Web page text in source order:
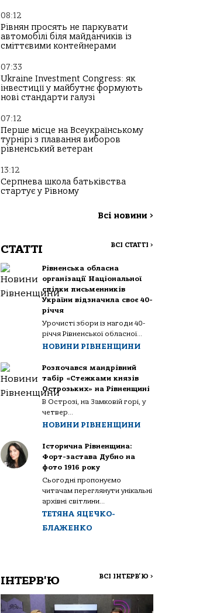
08:12
Рівнян просять не паркувати
автомобілі біля майданчиків із
сміттєвими контейнерами
07:33
Ukraine Investment Congress: як
інвестиції у майбутнє формують
нові стандарти галузі
07:12
Перше місце на Всеукраїнському
турнірі з плавання виборов
рівненський ветеран
13:12
Серпнева школа батьківства
стартує у Рівному
Всі новини >
СТАТТІ ВСІ СТАТТІ >
Рівненська обласна
організації Національної
спілки письменників
України відзначила своє 40-
річчя
Урочисті збори із нагоди 40-
річчя Рівненської обласної...
НОВИНИ РІВНЕНЩИНИ
Розпочався мандрівний
табір «Стежками князів
Острозьких» на Рівненщині
В Острозі, на Замковій горі, у
четвер...
НОВИНИ РІВНЕНЩИНИ
Історична Рівненщина:
Форт-застава Дубно на
фото 1916 року
Сьогодні пропонуємо
читачам переглянути унікальні
архівні світлини...
ТЕТЯНА ЯЦЕЧКО-
БЛАЖЕНКО
ІНТЕРВ'Ю ВСІ ІНТЕРВ'Ю >